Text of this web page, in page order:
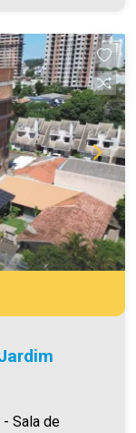
o direito de
ou ortografia,
Sala de